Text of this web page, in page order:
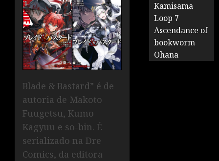
Blade & Bastard” é de
autoria de Makoto
Fuugetsu, Kumo
Kagyuu e so-bin. É
serializado na Dre
Comics, da editora
Kamisama
Loop 7
Ascendance of
bookworm
Ohana